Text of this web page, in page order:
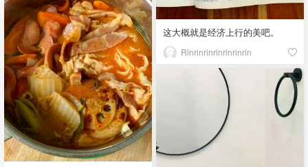
这大概就是经济上行的美吧。
Rinrinrinrinrinrinrin